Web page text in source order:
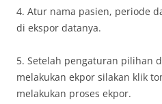
4. Atur nama pasien, periode
di ekspor datanya.
5. Setelah pengaturan pilihan
melakukan ekpor silakan klik
melakukan proses ekpor.